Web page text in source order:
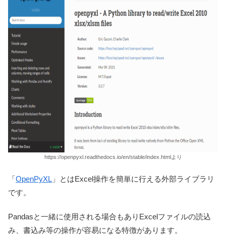
https://openpyxl.readthedocs.io/en/stable/index.htmlより
「OpenPyXL 」とはExcel操作を簡単に行える外部ライブラリ
です。
Pandasと一緒に使用される場合もありExcelファイルの読込
み、書込み等の操作が容易になる特徴があります。